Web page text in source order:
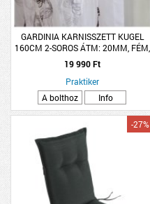
GARDINIA KARNISSZETT KUGEL
160CM 2-SOROS ÁTM: 20MM, FÉM,
NEMESACÉL
19 990 Ft
Praktiker
A bolthoz
Info
-27%